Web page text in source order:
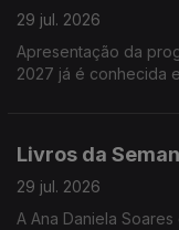
29 jul. 2026
Apresentação da
2027 já é conhecida
Livros da
29 jul. 2026
A Ana Daniela